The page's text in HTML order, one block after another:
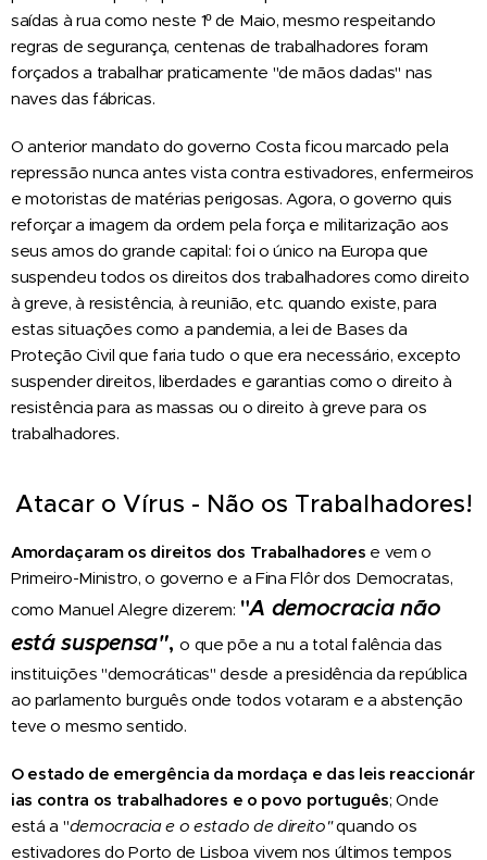
saídas à rua como neste 1º de Maio, mesmo respeitando
regras de segurança, centenas de trabalhadores foram
forçados a trabalhar praticamente "de mãos dadas" nas
naves das fábricas.
O anterior mandato do governo Costa ficou marcado pela
repressão nunca antes vista contra estivadores, enfermeiros
e motoristas de matérias perigosas. Agora, o governo quis
reforçar a imagem da ordem pela força e militarização aos
seus amos do grande capital: foi o único na Europa que
suspendeu todos os direitos dos trabalhadores como direito
à greve, à resistência, à reunião, etc. quando existe, para
estas situações como a pandemia, a lei de Bases da
Proteção Civil que faria tudo o que era necessário, excepto
suspender direitos, liberdades e garantias como o direito à
resistência para as massas ou o direito à greve para os
trabalhadores.
Atacar o Vírus - Não os Trabalhadores!
Amordaçaram os direitos dos Trabalhadores e vem o
Primeiro-Ministro, o governo e a Fina Flôr dos Democratas,
como Manuel Alegre dizerem: "A democracianão
estásuspensa",o que põe a nu a total falência das
instituições "democráticas" desde a presidência da república
ao parlamento burguês onde todos votaram e a abstenção
teve o mesmo sentido.
O estado de emergência da mordaça e das leis reaccionár
ias contra os trabalhadores e o povo português; Onde
está a "democraciae oestado dedireito"quando os
estivadores do Porto de Lisboa vivem nos últimos tempos